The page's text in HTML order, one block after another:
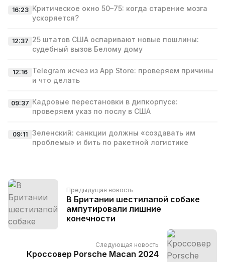
16:23 Критическое окно 50–75: когда старение мозга
ускоряется?
12:37 25 штатов США оспаривают новые пошлины:
судебный вызов Белому дому
12:16
Telegram исчез из App Store: проверяем причины
и что делать
09:37 Кадровые перестановки в дипкорпусе:
проверяем указ по послу в США
09:11 Зеленский: санкции должны «создавать им
проблемы» и бить по ракетной логистике
Предыдущая новость
В Британии шестилапой собаке
ампутировали лишние
конечности
Следующая новость
Кроссовер Porsche Macan 2024